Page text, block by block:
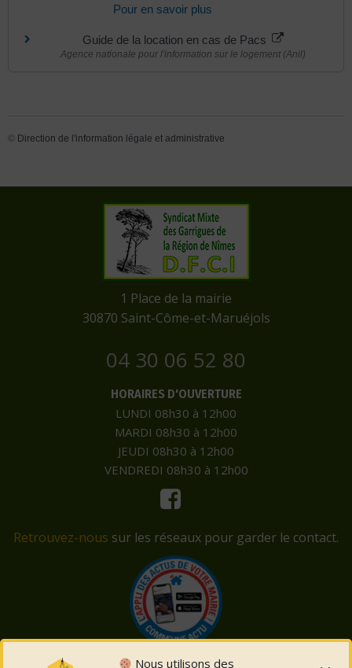
Nous utilisons des
Pour en savoir plus
Guide de la location en cas de Pacs
Agence nationale pour l'information sur le logement (Anil)
© Direction de l'information légale et administrative
​1 Place de la mairie
​30870 Saint-Côme-et-Maruéjols
04 30 06 52 80
HORAIRES D'OUVERTURE
LUNDI 08h30 à 12h00
MARDI 08h30 à 12h00
JEUDI 08h30 à 12h00
VENDREDI 08h30 à 12h00
Retrouvez-nous sur les réseaux pour garder le contact.